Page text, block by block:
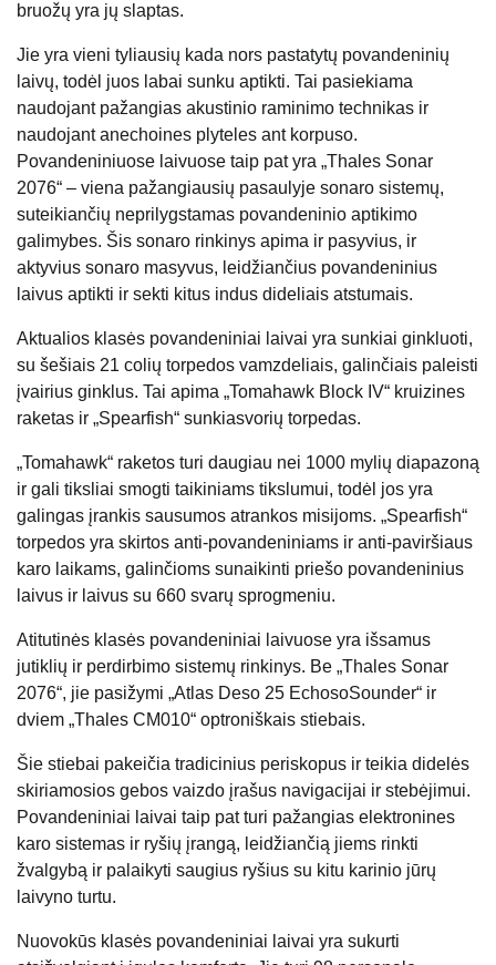
bruožų yra jų slaptas.
Jie yra vieni tyliausių kada nors pastatytų povandeninių
laivų, todėl juos labai sunku aptikti. Tai pasiekiama
naudojant pažangias akustinio raminimo technikas ir
naudojant anechoines plyteles ant korpuso.
Povandeniniuose laivuose taip pat yra „Thales Sonar
2076“ – viena pažangiausių pasaulyje sonaro sistemų,
suteikiančių neprilygstamas povandeninio aptikimo
galimybes. Šis sonaro rinkinys apima ir pasyvius, ir
aktyvius sonaro masyvus, leidžiančius povandeninius
laivus aptikti ir sekti kitus indus dideliais atstumais.
Aktualios klasės povandeniniai laivai yra sunkiai ginkluoti,
su šešiais 21 colių torpedos vamzdeliais, galinčiais paleisti
įvairius ginklus. Tai apima „Tomahawk Block IV“ kruizines
raketas ir „Spearfish“ sunkiasvorių torpedas.
„Tomahawk“ raketos turi daugiau nei 1000 mylių diapazoną
ir gali tiksliai smogti taikiniams tikslumui, todėl jos yra
galingas įrankis sausumos atrankos misijoms. „Spearfish“
torpedos yra skirtos anti-povandeniniams ir anti-paviršiaus
karo laikams, galinčioms sunaikinti priešo povandeninius
laivus ir laivus su 660 svarų sprogmeniu.
Atitutinės klasės povandeniniai laivuose yra išsamus
jutiklių ir perdirbimo sistemų rinkinys. Be „Thales Sonar
2076“, jie pasižymi „Atlas Deso 25 EchosoSounder“ ir
dviem „Thales CM010“ optroniškais stiebais.
Šie stiebai pakeičia tradicinius periskopus ir teikia didelės
skiriamosios gebos vaizdo įrašus navigacijai ir stebėjimui.
Povandeniniai laivai taip pat turi pažangias elektronines
karo sistemas ir ryšių įrangą, leidžiančią jiems rinkti
žvalgybą ir palaikyti saugius ryšius su kitu karinio jūrų
laivyno turtu.
Nuovokūs klasės povandeniniai laivai yra sukurti